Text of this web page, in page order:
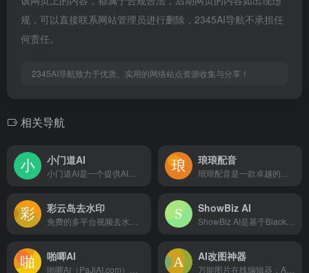
规，可以直接联系网站管理员进行删除，2345AI导航不承担任
何责任。
2345AI导航致力于优质、实用的网络站点资源收集与分享！
相关导航
小门道AI 琅琅配音
彩云岛去水印 ShowBiz AI
啪唧AI AI改图神器